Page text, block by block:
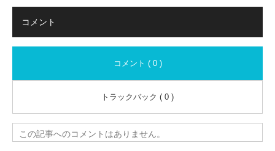
コメント
コメント ( 0 )
トラックバック ( 0 )
この記事へのコメントはありません。